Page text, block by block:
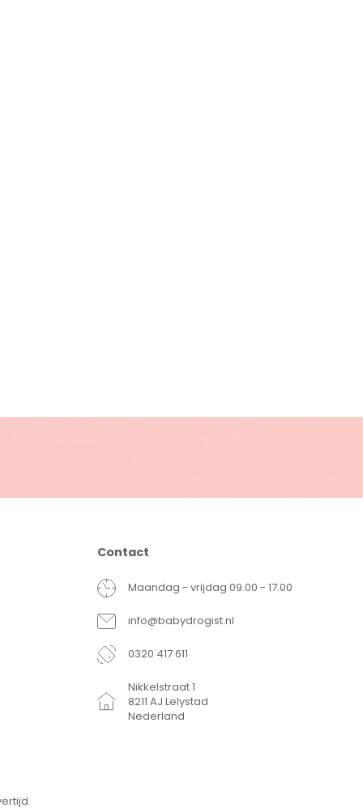
Contact
Maandag - vrijdag 09.00 - 17.00
info@babydrogist.nl
0320 417 611
Nikkelstraat 1
8211 AJ Lelystad
Nederland